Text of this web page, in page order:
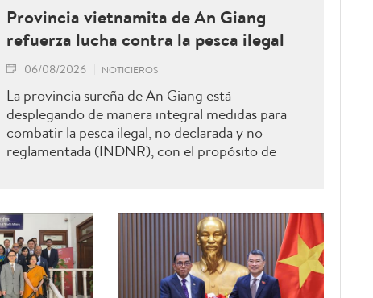
Provincia vietnamita de An Giang
refuerza lucha contra la pesca ilegal
06/08/2026 NOTICIEROS
La provincia sureña de An Giang está
desplegando de manera integral medidas para
combatir la pesca ilegal, no declarada y no
reglamentada (INDNR), con el propósito de
reforzar el prestigio del sector pesquero
vietnamita.